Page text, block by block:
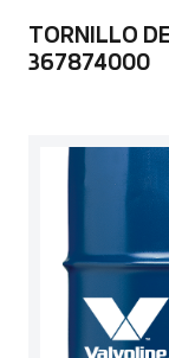
TORNILLO
367874000